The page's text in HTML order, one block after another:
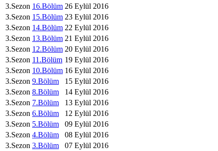
3.Sezon 16.Bölüm 26 Eylül 2016
3.Sezon 15.Bölüm 23 Eylül 2016
3.Sezon 14.Bölüm 22 Eylül 2016
3.Sezon 13.Bölüm 21 Eylül 2016
3.Sezon 12.Bölüm 20 Eylül 2016
3.Sezon 11.Bölüm 19 Eylül 2016
3.Sezon 10.Bölüm 16 Eylül 2016
3.Sezon 9.Bölüm
15 Eylül 2016
3.Sezon 8.Bölüm
14 Eylül 2016
3.Sezon 7.Bölüm
13 Eylül 2016
3.Sezon 6.Bölüm
12 Eylül 2016
3.Sezon 5.Bölüm
09 Eylül 2016
3.Sezon 4.Bölüm
08 Eylül 2016
3.Sezon 3.Bölüm
07 Eylül 2016